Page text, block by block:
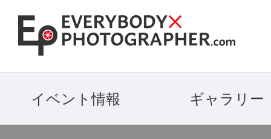
イベント情報 ギャラリー